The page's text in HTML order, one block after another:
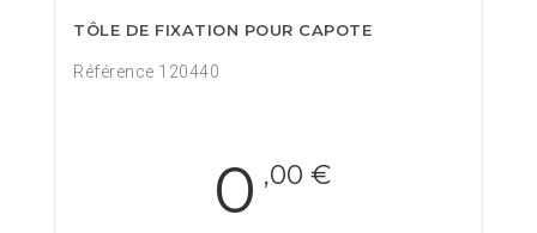
TÔLE DE FIXATION POUR CAPOTE
Référence 120440
0 ,00 €